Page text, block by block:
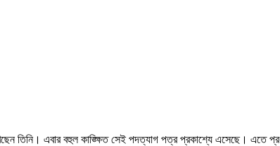
তিনি। এবার বহুল কাঙ্ক্ষিত সেই পদত্যাগ পত্র প্রকাশ্যে এসেছে। এতে